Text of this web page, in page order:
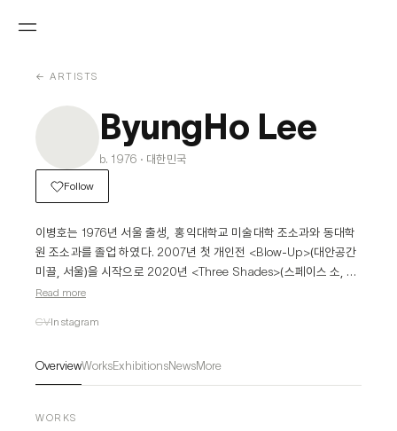
← ARTISTS
ByungHo Lee
b. 1976 · 대한민국
Follow
이병호는 1976년 서울 출생,  홍익대학교 미술대학 조소과와 동대학
원 조소과를 졸업 하였다. 2007년 첫 개인전 <Blow-Up>(대안공간
미끌, 서울)을 시작으로 2020년 <Three Shades>(스페이스 소, 서
울), 2023년 <PIECE>(페리지갤러리, 서울)까지 9회의 개인전과 <
>(2022, 쉐마미술관, 청주), <BMA 소장품 보고>(2021, 부산시립미
(2020, 성산아트홀, 창원), <에이징 월드-Will you still love me
tomorrow?>(2019, 서울시립미술관, 서울), <차이와 반복: 시간에
Read more
CVInstagram
OverviewWorksExhibitionsNewsMore
WORKS